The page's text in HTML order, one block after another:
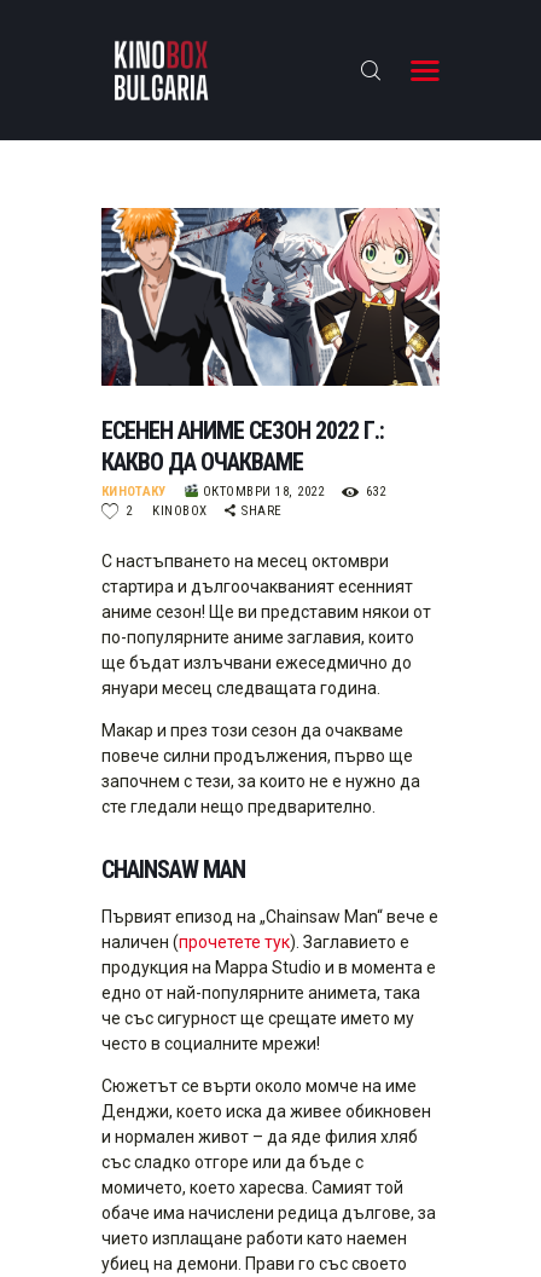
KINOBOX BULGARIA
АНАЛИЗИ
БАХТИ НАГРАДИТЕ
ИНТЕРВЮТА
ЗА НАС
ЕСЕНЕН АНИМЕ СЕЗОН 2022 Г.:
КАКВО ДА ОЧАКВАМЕ
КИНОТАКУ ОКТОМВРИ 18, 2022
632
2
KINOBOX SHARE
С настъпването на месец октомври
стартира и дългоочакваният есенният
аниме сезон! Ще ви представим някои от
по-популярните аниме заглавия, които
ще бъдат излъчвани ежеседмично до
януари месец следващата година.
Макар и през този сезон да очакваме
повече силни продължения, първо ще
започнем с тези, за които не е нужно да
сте гледали нещо предварително.
CHAINSAW MAN
Първият епизод на „Chainsaw Man“ вече е
наличен (прочетете тук). Заглавието е
продукция на Mappa Studiо и в момента е
едно от най-популярните анимета, така
че със сигурност ще срещате името му
често в социалните мрежи!
Сюжетът се върти около момче на име
Денджи, което иска да живее обикновен
и нормален живот – да яде филия хляб
със сладко отгоре или да бъде с
момичето, което харесва. Самият той
обаче има начислени редица дългове, за
чието изплащане работи като наемен
убиец на демони. Прави го със своето